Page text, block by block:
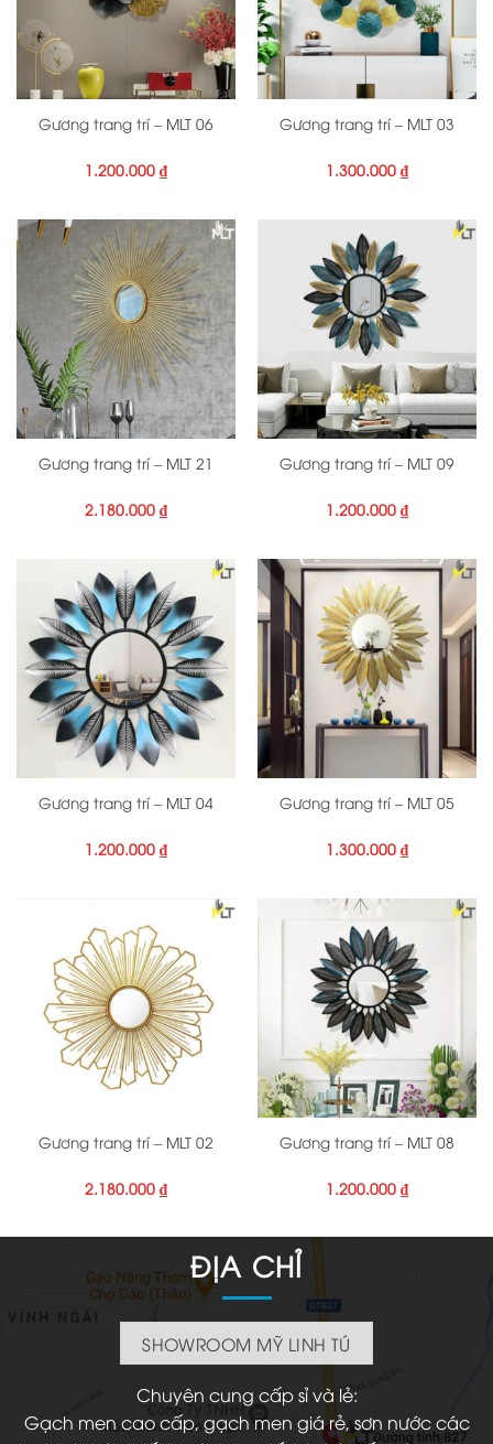
Gương trang trí – MLT 06
1.200.000 ₫
Gương trang trí – MLT 03
1.300.000 ₫
Gương trang trí – MLT 21
2.180.000 ₫
Gương trang trí – MLT 09
1.200.000 ₫
Gương trang trí – MLT 04
1.200.000 ₫
Gương trang trí – MLT 05
1.300.000 ₫
Gương trang trí – MLT 02
2.180.000 ₫
Gương trang trí – MLT 08
1.200.000 ₫
ĐỊA CHỈ
SHOWROOM MỸ LINH TÚ
Chuyên cung cấp sỉ và lẻ:
Gạch men cao cấp, gạch men giá rẻ, sơn nước các